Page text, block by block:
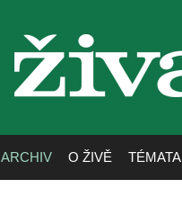
živa
ARCHIV O ŽIVĚ TÉMATA